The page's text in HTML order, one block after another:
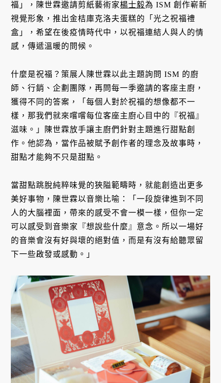
福」，陳世霖邀請剪紙藝術家楊士毅為 ISM 創作嶄新
視覺形象，推出金桔庫克洛夫蛋糕的「光之祝福禮
盒」，希望在後疫情時代中，以祝福連結人與人的情
感，傳遞溫暖的問候。
什麼是祝福？策展人陳世霖以此主題詢問 ISM 的廚
師、行銷、企劃團隊，再問每一季邀請的客座主廚，
獲得不同的答案，「每個人對於祝福的想像都不一
樣，那我們就來嚐嚐每位客座主廚心目中的『祝福』
滋味。」陳世霖放手讓主廚們針對主題進行甜點創
作。他認為，當作品被賦予創作者的理念及故事時，
甜點才能夠不只是甜點。
當甜點跳脫純粹味覺的狹隘範疇時，就能創造出更多
美好事物，陳世霖以音樂比喻：「一段旋律進到不同
人的大腦裡面，帶來的感受不會一模一樣，但你一定
可以感受到音樂家『想說些什麼』意念。所以一場好
的音樂會沒有好與壞的絕對值，而是有沒有給聽眾留
下一些啟發或感動。」